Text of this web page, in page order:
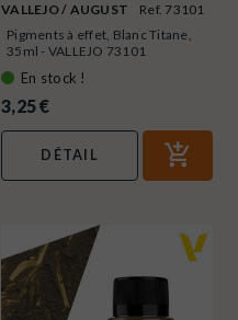
VALLEJO / AUGUST
Ref. 73101
Pigments à effet, Blanc Titane,
35ml - VALLEJO 73101
En stock !
3,25 €
DÉTAIL